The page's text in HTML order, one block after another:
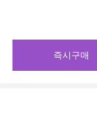
즉시구매